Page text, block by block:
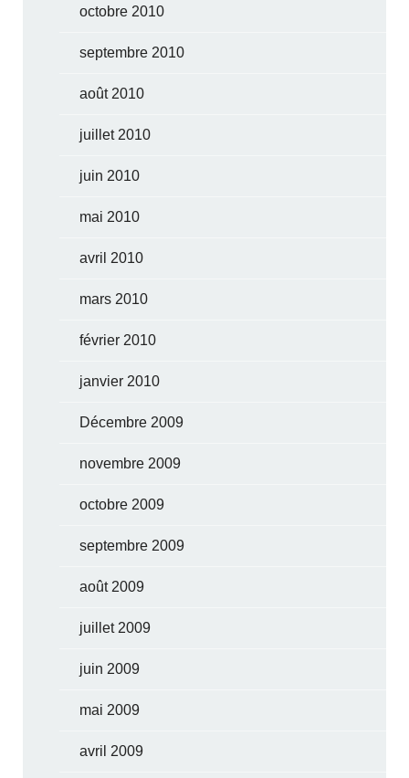
octobre 2010
septembre 2010
août 2010
juillet 2010
juin 2010
mai 2010
avril 2010
mars 2010
février 2010
janvier 2010
Décembre 2009
novembre 2009
octobre 2009
septembre 2009
août 2009
juillet 2009
juin 2009
mai 2009
avril 2009